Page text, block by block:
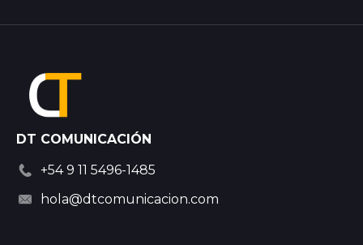
DT COMUNICACIÓN
+54 9 11 5496-1485
hola@dtcomunicacion.com